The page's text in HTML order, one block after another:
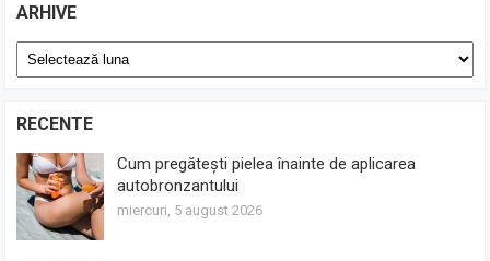
ARHIVE
Arhive
RECENTE
Cum pregătești pielea înainte de aplicarea
autobronzantului
miercuri, 5 august 2026